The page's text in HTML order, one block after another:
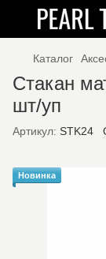
Каталог
Стакан
шт/уп
Артикул: STK24
Новинка